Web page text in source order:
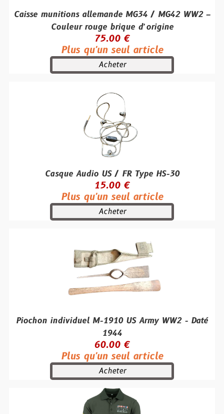
Caisse munitions allemande MG34 / MG42 WW2 –
Couleur rouge brique d’origine
75.00 €
Plus qu'un seul article
Acheter
Casque Audio US / FR Type HS-30
15.00 €
Plus qu'un seul article
Acheter
Piochon individuel M-1910 US Army WW2 - Daté
1944
60.00 €
Plus qu'un seul article
Acheter